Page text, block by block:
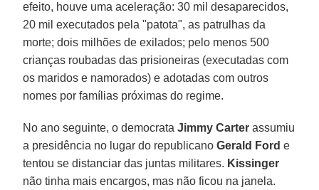
efeito, houve uma aceleração: 30 mil desaparecidos,
20 mil executados pela "patota", as patrulhas da
morte; dois milhões de exilados; pelo menos 500
crianças roubadas das prisioneiras (executadas com
os maridos e namorados) e adotadas com outros
nomes por famílias próximas do regime.
No ano seguinte, o democrataJimmy Carter assumiu
a presidência no lugar do republicanoGerald Ford e
tentou se distanciar das juntas militares. Kissinger
não tinha mais encargos, mas não ficou na janela.